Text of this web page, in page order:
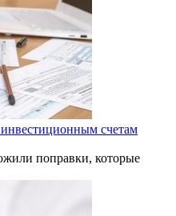
счетам
поправки, которые